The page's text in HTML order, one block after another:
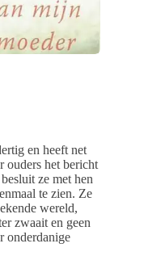
en heeft net
ouders het bericht
ze met hen
te zien. Ze
wereld,
zwaait en geen
onderdanige